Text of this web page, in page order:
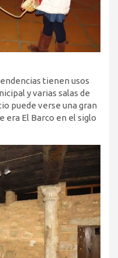
tienen usos
y varias salas de
puede verse una gran
era El Barco en el siglo